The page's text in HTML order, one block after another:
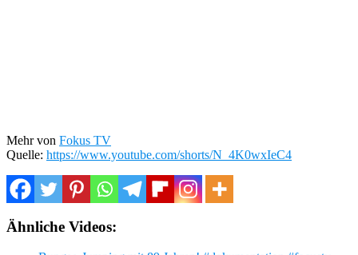
Mehr von Fokus TV
Quelle: https://www.youtube.com/shorts/N_4K0wxIeC4
Ähnliche Videos: